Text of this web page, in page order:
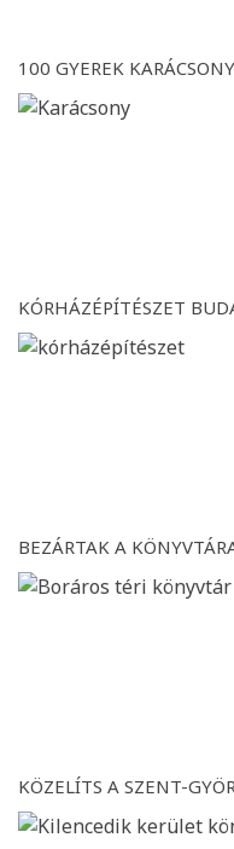
100 GYEREK
KÓRHÁZÉPÍTÉSZET
BEZÁRTAK A
KÖZELÍTS A SZENT-